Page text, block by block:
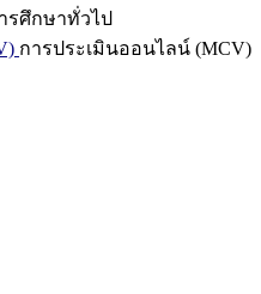
รศึกษาทั่วไป
การประเมินออนไลน์ (MCV)